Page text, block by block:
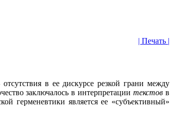
| Печать |
в ее дискурсе резкой грани между
заключалось в интерпретациитекстовв
герменевтики является ее «субъективный»